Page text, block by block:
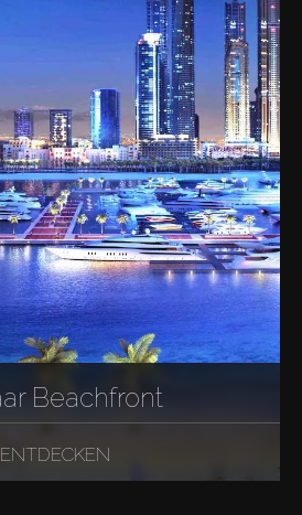
Beachfront
ENTDECKEN